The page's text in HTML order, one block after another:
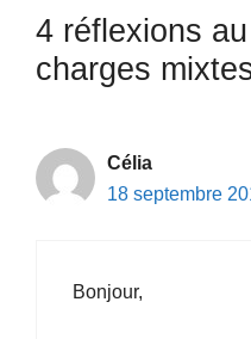
4 réflexions
charges
Célia
18 septembre
Bonjour,